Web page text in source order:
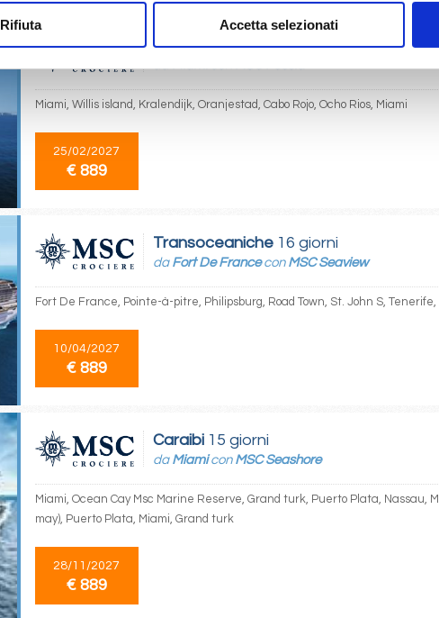
Rifiuta Accetta selezionati
Caraibi11 giorni
daMiamiconMSC Poesia
Miami, Willis island, Kralendijk, Oranjestad, Cabo Rojo, Ocho Rios, Miami
25/02/2027
€ 889
Transoceaniche 16 giorni
da Fort De Francecon MSC Seaview
Fort De France, Pointe-à-pitre, Philipsburg, Road Town, St. John S,
10/04/2027
€ 889
Caraibi 15 giorni
da Miamicon MSC Seashore
Miami, Ocean Cay Msc Marine Reserve, Grand turk, Puerto Plata, Nassau,
may), Puerto Plata, Miami, Grand turk
28/11/2027
€ 889